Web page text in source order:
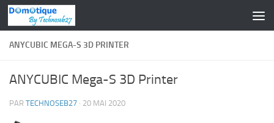
Skip to content
ANYCUBIC MEGA-S 3D PRINTER
ANYCUBIC Mega-S 3D Printer
PAR TECHNOSEB27 · 20 MAI 2020